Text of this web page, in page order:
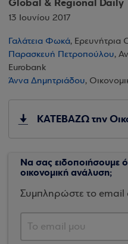
13 Ιουνίου 2017
Γαλάτεια Φωκά, Ερευνήτρια
Παρασκευή Πετροπούλου,
Eurobank
Άννα Δημητριάδου,
ΚΑΤΕΒΑΖΩ την
Να σας ειδοποιήσουμε
οικονομική ανάλυση;
Συμπληρώστε το email